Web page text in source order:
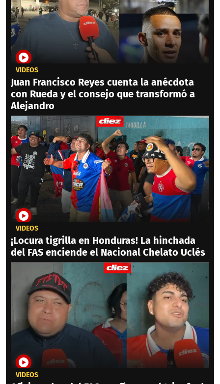
VIDEOS
Juan Francisco Reyes cuenta la anécdota
con Rueda y el consejo que transformó a
Alejandro
VIDEOS
¡Locura tigrilla en Honduras! La hinchada
del FAS enciende el Nacional Chelato Uclés
VIDEOS